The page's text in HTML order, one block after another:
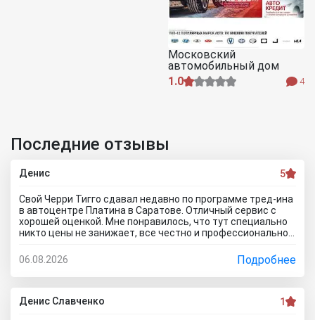
Московский
автомобильный дом
1.0
4
Последние отзывы
Денис 5
Свой Черри Тигго сдавал недавно по программе тред-ина
в автоцентре Платина в Саратове. Отличный сервис с
хорошей оценкой. Мне понравилось, что тут специально
никто цены не занижает, все честно и профессионально.
предложили подготовку провести тут в салоне. Для
клиента это важно, самому возиться не надо. Сделали
все быстро и поставили нормальную цену. Теперь буду
ждать , пока тачку продадут, не сомневаюсь , что быстро
справятся так как тут работают профессионалы.
06.08.2026 Подробнее
Денис Славченко 1